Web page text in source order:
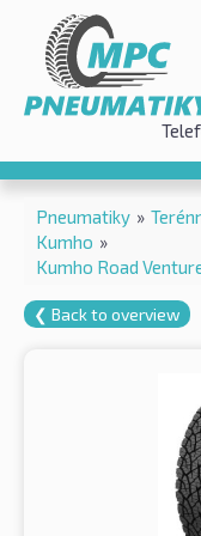
Pneumatiky »
Kumho »
Kumho Road
❮ Back to overview